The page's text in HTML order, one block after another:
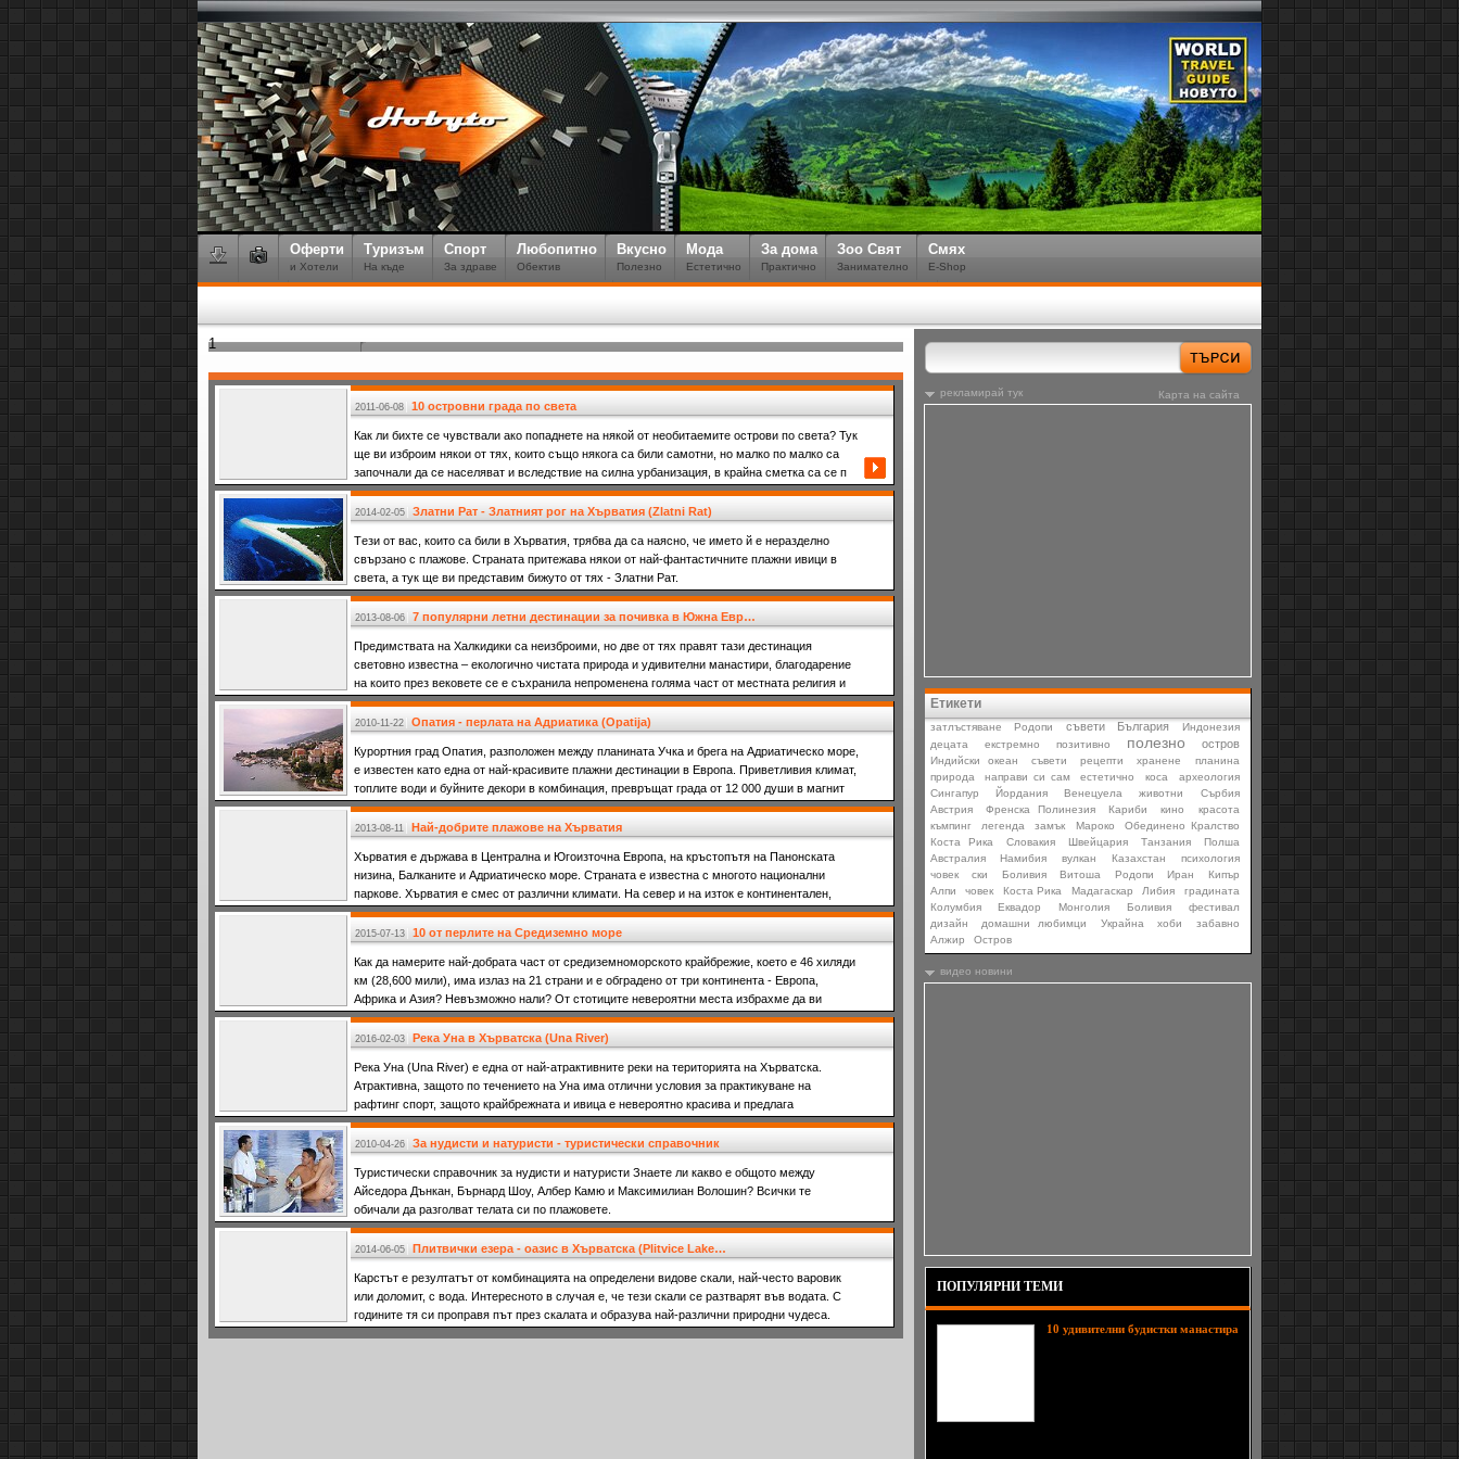
Оферти
и Хотели
Туризъм
На къде
Спорт
За здраве
Любопитно
Обектив
Вкусно
Полезно
Мода
Естетично
За дома
Практично
Зоо Свят
Занимателно
Смях
E-Shop
1
2011-06-08 10 островни града по света
Как ли бихте се чувствали ако попаднете на някой от необитаемите острови по света? Тук
ще ви изброим някои от тях, които също някога са били самотни, но малко по малко са
започнали да се населяват и вследствие на силна урбанизация, в крайна сметка са се п
2014-02-05 Златни Рат - Златният рог на Хърватия (Zlatni Rat)
Tези от вас, които са били в Хърватия, трябва да са наясно, че името й е неразделно
свързано с плажове. Страната притежава някои от най-фантастичните плажни ивици в
света, а тук ще ви представим бижуто от тях - Златни Рат.
2013-08-06 7 популярни летни дестинации за почивка в Южна Евр…
Предимствата на Халкидики са неизброими, но две от тях правят тази дестинация
световно известна – екологично чистата природа и удивителни манастири, благодарение
на които през вековете се е съхранила непроменена голяма част от местната религия и
култура.
2010-11-22 Опатия - перлата на Адриатика (Opatija)
Курортния град Опатия, разположен между планината Учка и брега на Адриатическо море,
е известен като една от най-красивите плажни дестинации в Европа. Приветливия климат,
топлите води и буйните декори в комбинация, превръщат града от 12 000 души в магнит
2013-08-11 Най-добрите плажове на Хърватия
Хърватия е държава в Централна и Югоизточна Европа, на кръстопътя на Панонската
низина, Балканите и Адриатическо море. Страната е известна с многото национални
паркове. Хърватия е смес от различни климати. На север и на изток е континентален,
средиземном
2015-07-13 10 от перлите на Средиземно море
Как да намерите най-добрата част от средиземноморското крайбрежие, което е 46 хиляди
км (28,600 мили), има излаз на 21 страни и е обградено от три континента - Европа,
Африка и Азия? Невъзможно нали? От стотиците невероятни места избрахме да ви
представим
2016-02-03 Река Уна в Хърватска (Una River)
Река Уна (Una River) е една от най-атрактивните реки на територията на Хърватска.
Атрактивна, защото по течението на Уна има отлични условия за практикуване на
рафтинг спорт, защото крайбрежната и ивица е невероятно красива и предлага
възможности за доста
2010-04-26 За нудисти и натуристи - туристически справочник
Туристически справочник за нудисти и натуристи Знаете ли какво е общото между
Айседора Дънкан, Бърнард Шоу, Албер Камю и Максимилиан Волошин? Всички те
обичали да разголват телата си по плажовете.
2014-06-05 Плитвички езера - оазис в Хърватска (Plitvice Lake…
Карстът е резултатът от комбинацията на определени видове скали, най-често варовик
или доломит, с вода. Интересното в случая е, че тези скали се разтварят във водата. С
годините тя си проправя път през скалата и образува най-различни природни чудеса.
Карта на сайта
рекламирай тук
Етикети
затлъстяване Родопи съвети България
Индонезия
децата
екстремно позитивно полезно остров
Индийски океан съвети рецепти хранене
планина
природа
направи си сам естетично коса
археология
Сингапур
Йордания Венецуела животни
Сърбия
Австрия
Френска Полинезия Кариби кино
красота
къмпинг
легенда замък Мароко
Обединено Кралство
Коста Рика
Словакия Швейцария Танзания
Полша
Aвстралия
Намибия вулкан Казахстан
психология
човек
ски Боливия Витоша Родопи Иран
Кипър
Алпи
човек Коста Рика Мадагаскар Либия
градината
Колумбия
Еквадор Монголия Боливия
фестивал
дизайн
домашни любимци Украйна хоби
забавно
Алжир
Остров
видео новини
ПОПУЛЯРНИ ТЕМИ
10 удивителни будистки манастирa